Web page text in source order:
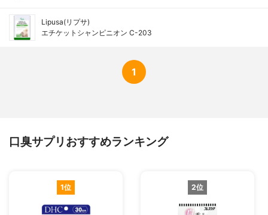
Lipusa(リプサ)
エチケットシャンピニオン C-203
1
口臭サプリおすすめランキング
1位 2位